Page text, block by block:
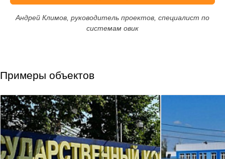
Андрей Климов, руководитель проектов, специалист по
системам овик
Примеры объектов